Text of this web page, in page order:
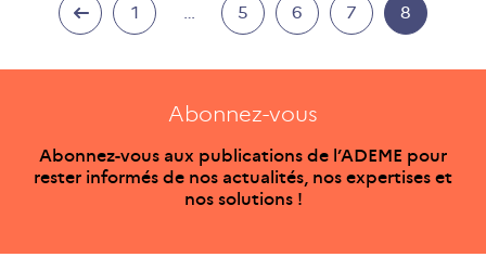
1 … 5 6 7 8
Abonnez-vous
Abonnez-vous aux publications de l’ADEME pour
rester informés de nos actualités, nos expertises et
nos solutions !